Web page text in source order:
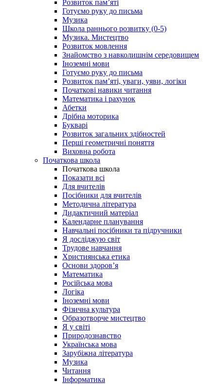
Розвиток пам’яті
Готуємо руку до письма
Музика
Школа раннього розвитку (0-5)
Музика. Мистецтво
Розвиток мовлення
Знайомство з навколишнім середовищем
Іноземні мови
Готуємо руку до письма
Розвиток пам’яті, уваги, уяви, логіки
Початкові навики читання
Математика і рахунок
Абетки
Дрібна моторика
Букварі
Розвиток загальних здібностей
Перші геометричні поняття
Виховна робота
Початкова школа
Початкова школа
Показати всі
Для вчителів
Посібники для вчителів
Методична література
Дидактичний матеріал
Календарне планування
Навчальні посібники та підручники
Я досліджую світ
Трудове навчання
Християнська етика
Основи здоров’я
Математика
Російська мова
Логіка
Іноземні мови
Фізична культура
Образотворче мистецтво
Я у світі
Природознавство
Українська мова
Зарубіжна література
Музика
Читання
Інформатика